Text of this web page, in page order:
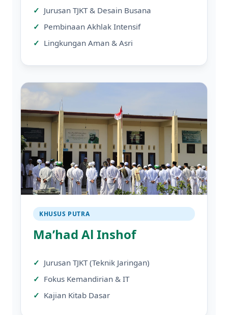
Jurusan TJKT & Desain Busana
Pembinaan Akhlak Intensif
Lingkungan Aman & Asri
KHUSUS PUTRA
Ma’had Al Inshof
Jurusan TJKT (Teknik Jaringan)
Fokus Kemandirian & IT
Kajian Kitab Dasar